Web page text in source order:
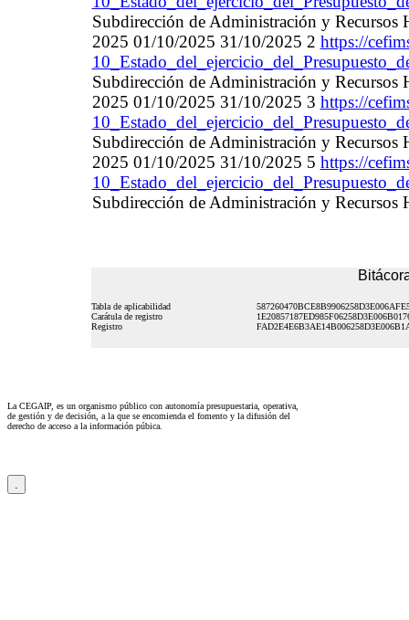
Subdirección de Administración y Recursos
2025 01/10/2025 31/10/2025 2 https://
Subdirección de Administración y Recursos
2025 01/10/2025 31/10/2025 3 https://
Subdirección de Administración y Recursos
2025 01/10/2025 31/10/2025 5 https://
Subdirección de Administración y Recursos
Tabla de aplicabilidad
Carátula de registro
Registro
La CEGAIP, es un organismo público con autonomía presupuestaria, operativa,
de gestión y de decisión, a la que se encomienda el fomento y la difusión del
derecho de acceso a la información púbica.